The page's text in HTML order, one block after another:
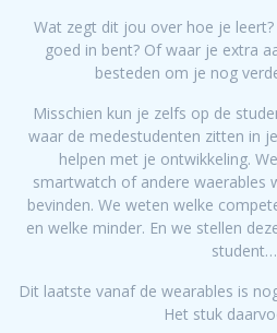
Wat zegt dit jou over hoe je
goed in bent? Of waar je extra
besteden om je nog
Misschien kun je zelfs op de
waar de medestudenten zitten in
helpen met je ontwikkeling.
smartwatch of andere waerables
bevinden. We weten welke
en welke minder. En we stellen
student…
Dit laatste vanaf de wearables is
Het stuk